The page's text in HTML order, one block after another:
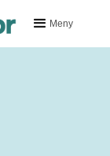
Meny